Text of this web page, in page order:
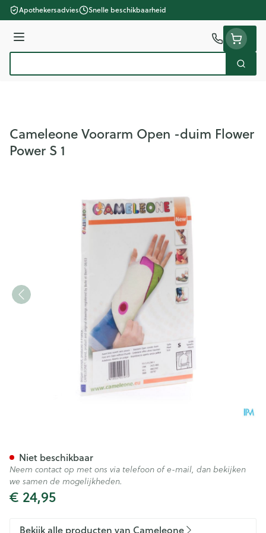
Ga naar de inhoud
Apothekersadvies Snelle beschikbaarheid
Menu
Zoek
Cameleone Voorarm Open -duim Flower
Power S 1
€ 24,95
Niet beschikbaar
Neem contact op met ons via telefoon of e-mail, dan bekijken
we samen de mogelijkheden.
Bekijk alle producten van Cameleone